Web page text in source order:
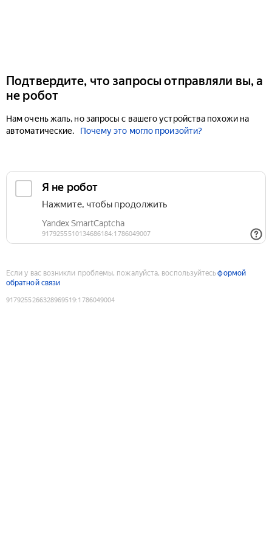
Подтвердите, что запросы отправляли вы, а
не робот
Нам очень жаль, но запросы с вашего устройства похожи на
автоматические.
Почему это могло произойти?
Если у вас возникли проблемы, пожалуйста, воспользуйтесьформой
обратной связи
9179255266328969519:1786049004